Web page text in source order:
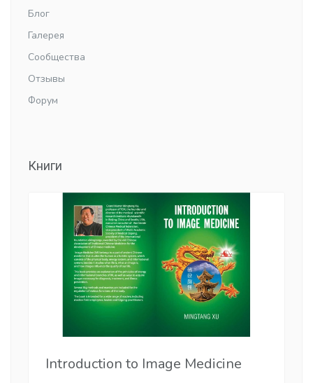
Блог
Галерея
Сообщества
Отзывы
Форум
Книги
Introduction to Image Medicine